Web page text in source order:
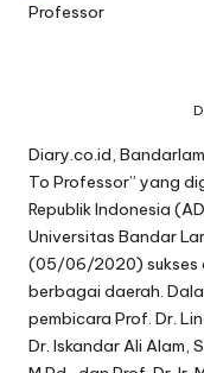
Diary.co.id,
To Professor” yang
Republik Indonesia
Universitas Bandar
(05/06/2020) sukses
berbagai daerah.
pembicara Prof. Dr.
Dr. Iskandar Ali Alam,